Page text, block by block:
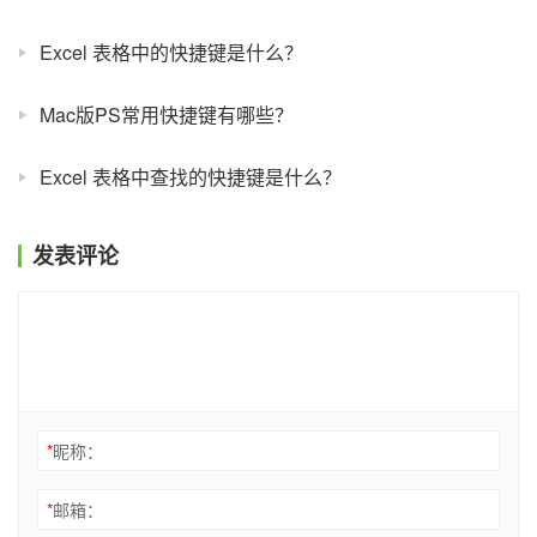
Excel 表格中的快捷键是什么？
Mac版PS常用快捷键有哪些？
Excel 表格中查找的快捷键是什么？
发表评论
*昵称：
*邮箱：